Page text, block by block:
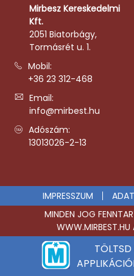
Mirbesz Kereskedelmi
Kft.
2051 Biatorbágy,
Tormásrét u. 1.
Mobil:
+36 23 312-468
Email:
info@mirbest.hu
Adószám:
13013026-2-13
IMPRESSZUM
MINDEN JOG
WWW.MIRBEST.HU
TÖLTSD